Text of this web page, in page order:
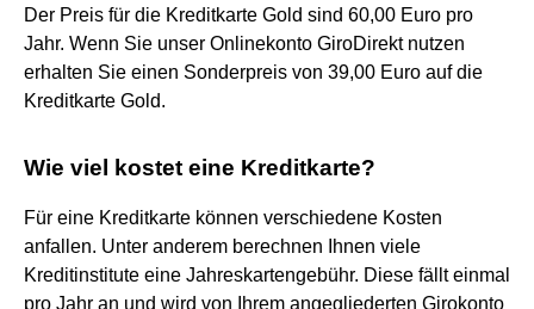
Der Preis für die Kreditkarte Gold sind 60,00 Euro pro
Jahr. Wenn Sie unser Onlinekonto GiroDirekt nutzen
erhalten Sie einen Sonderpreis von 39,00 Euro auf die
Kreditkarte Gold.
Wie viel kostet eine Kreditkarte?
Für eine Kreditkarte können verschiedene Kosten
anfallen. Unter anderem berechnen Ihnen viele
Kreditinstitute eine Jahreskartengebühr. Diese fällt einmal
pro Jahr an und wird von Ihrem angegliederten Girokonto